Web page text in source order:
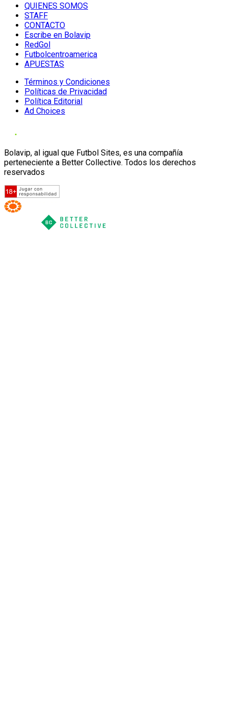
QUIENES SOMOS
STAFF
CONTACTO
Escribe en Bolavip
RedGol
Futbolcentroamerica
APUESTAS
Términos y Condiciones
Políticas de Privacidad
Política Editorial
Ad Choices
Bolavip, al igual que Futbol Sites, es una compañía
perteneciente a Better Collective. Todos los derechos
reservados